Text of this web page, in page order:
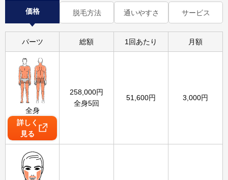
価格 脱毛方法 通いやすさ サービス
パーツ 総額 1回あたり 月額
全身
詳しく
見る
258,000円
全身5回
51,600円 3,000円